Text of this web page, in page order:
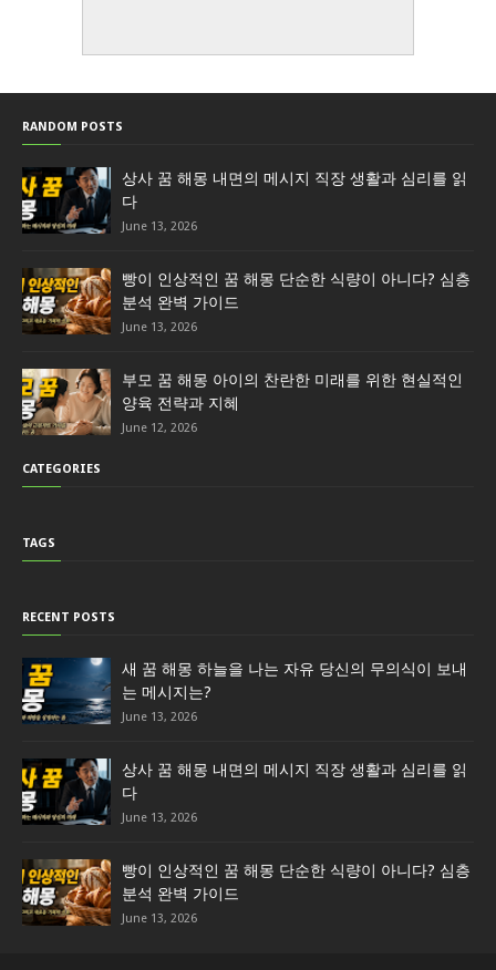
RANDOM POSTS
상사 꿈 해몽 내면의 메시지 직장 생활과 심리를 읽
다
June 13, 2026
빵이 인상적인 꿈 해몽 단순한 식량이 아니다? 심층
분석 완벽 가이드
June 13, 2026
부모 꿈 해몽 아이의 찬란한 미래를 위한 현실적인
양육 전략과 지혜
June 12, 2026
CATEGORIES
TAGS
RECENT POSTS
새 꿈 해몽 하늘을 나는 자유 당신의 무의식이 보내
는 메시지는?
June 13, 2026
상사 꿈 해몽 내면의 메시지 직장 생활과 심리를 읽
다
June 13, 2026
빵이 인상적인 꿈 해몽 단순한 식량이 아니다? 심층
분석 완벽 가이드
June 13, 2026